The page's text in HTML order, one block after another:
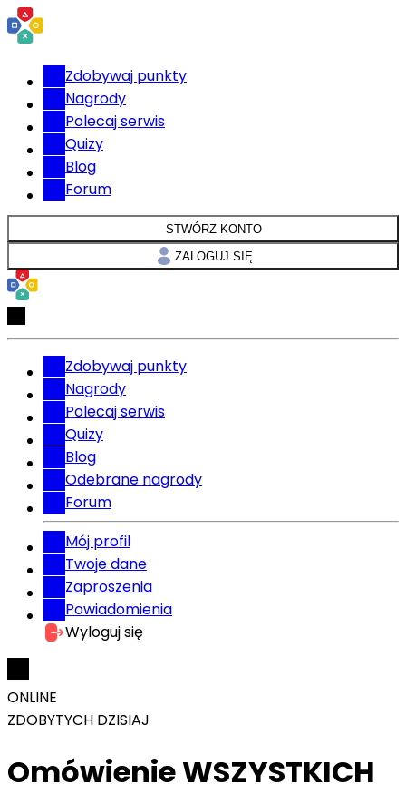
Zdobywaj punkty
Nagrody
Polecaj serwis
Quizy
Blog
Forum
STWÓRZ KONTO
ZALOGUJ SIĘ
Zdobywaj punkty
Nagrody
Polecaj serwis
Quizy
Blog
Odebrane nagrody
Forum
Mój profil
Twoje dane
Zaproszenia
Powiadomienia
Wyloguj się
ONLINE
ZDOBYTYCH DZISIAJ
Omówienie WSZYSTKICH